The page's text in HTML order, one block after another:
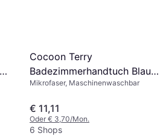
Cocoon Terry
Badezimmerhandtuch Blau
(90x50cm)
Mikrofaser, Maschinenwaschbar
€ 11,11
Oder € 3,70/Mon.
6 Shops